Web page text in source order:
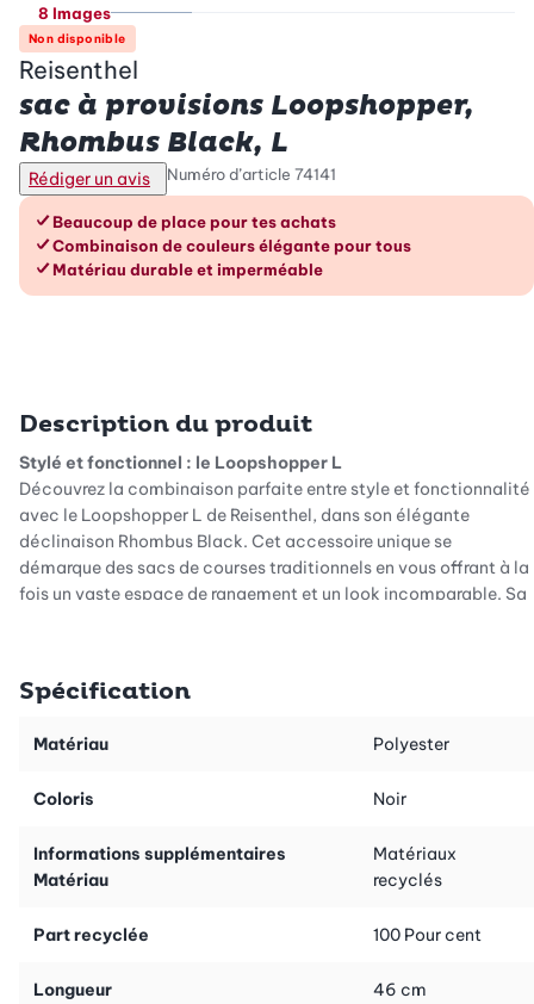
8 Images
Non disponible
Reisenthel
sac à provisions Loopshopper,
Rhombus Black, L
Rédiger un avis Numéro d’article 74141
Les avantages en un coup d’œil
Beaucoup de place pour tes achats
Combinaison de couleurs élégante pour tous
Matériau durable et imperméable
Description du produit
Stylé et fonctionnel : le Loopshopper L
Découvrez la combinaison parfaite entre style et fonctionnalité
avec le Loopshopper L de Reisenthel, dans son élégante
déclinaison Rhombus Black. Cet accessoire unique se
démarque des sacs de courses traditionnels en vous offrant à la
fois un vaste espace de rangement et un look incomparable. Sa
parfaitement à votre mode de vie.
Un design élégant au service de la polyvalence
Loopshopper L incarne le chic urbain et convient aussi bien aux
partenaire devient ainsi un jeu d’enfant. Ce sac ne se contente
pas d’être pratique : il sublime également les tenues les plus
capable de valoriser votre garde-robe tout en attirant les
Durable et résistant
Spécification
Matériau Polyester
Coloris Noir
Informations supplémentaires
Matériau
Matériaux
recyclés
Part recyclée 100 Pour cent
Longueur 46 cm